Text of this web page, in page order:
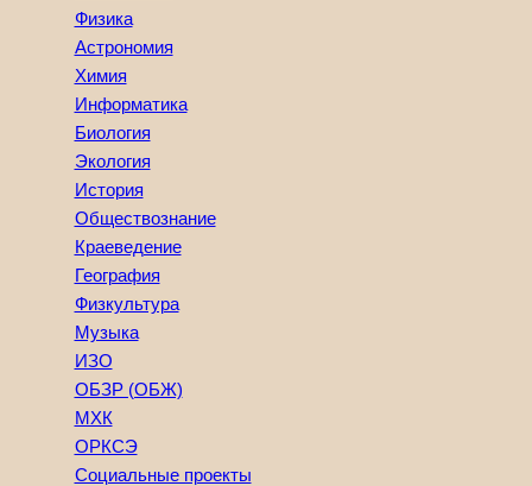
Физика
Астрономия
Химия
Информатика
Биология
Экология
История
Обществознание
Краеведение
География
Физкультура
Музыка
ИЗО
ОБЗР (ОБЖ)
МХК
ОРКСЭ
Социальные проекты